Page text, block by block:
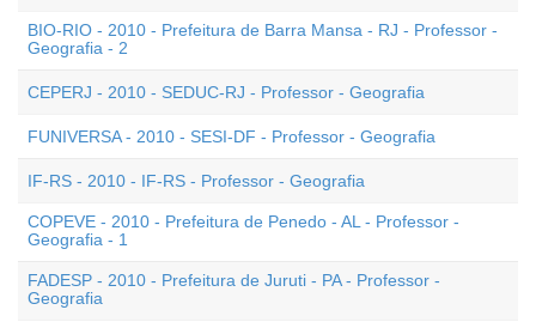
BIO-RIO - 2010 - Prefeitura de Barra Mansa - RJ - Professor -
Geografia - 2
CEPERJ - 2010 - SEDUC-RJ - Professor - Geografia
FUNIVERSA - 2010 - SESI-DF - Professor - Geografia
IF-RS - 2010 - IF-RS - Professor - Geografia
COPEVE - 2010 - Prefeitura de Penedo - AL - Professor -
Geografia - 1
FADESP - 2010 - Prefeitura de Juruti - PA - Professor -
Geografia